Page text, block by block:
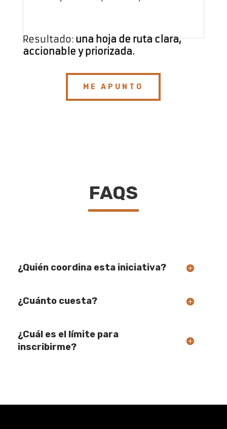
Resultado:una hoja de ruta clara,
accionable y priorizada.
ME APUNTO
FAQS
¿Quién coordina esta iniciativa?
¿Cuánto cuesta?
¿Cuál es el límite para
inscribirme?